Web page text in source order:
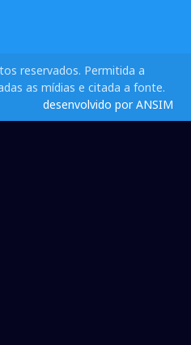
reservados. Permitida a
as mídias e citada a fonte.
desenvolvido por ANSIM